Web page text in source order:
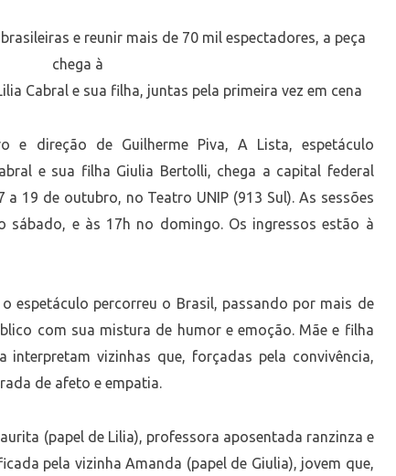
e reunir mais de 70 mil espectadores, a peça
chega à
Cabral e sua filha, juntas pela primeira vez em cena
e direção de Guilherme Piva, A Lista, espetáculo
e sua filha Giulia Bertolli, chega a capital federal
19 de outubro, no Teatro UNIP (913 Sul). As sessões
sábado, e às 17h no domingo. Os ingressos estão à
espetáculo percorreu o Brasil, passando por mais de
com sua mistura de humor e emoção. Mãe e filha
interpretam vizinhas que, forçadas pela convivência,
de afeto e empatia.
(papel de Lilia), professora aposentada ranzinza e
pela vizinha Amanda (papel de Giulia), jovem que,